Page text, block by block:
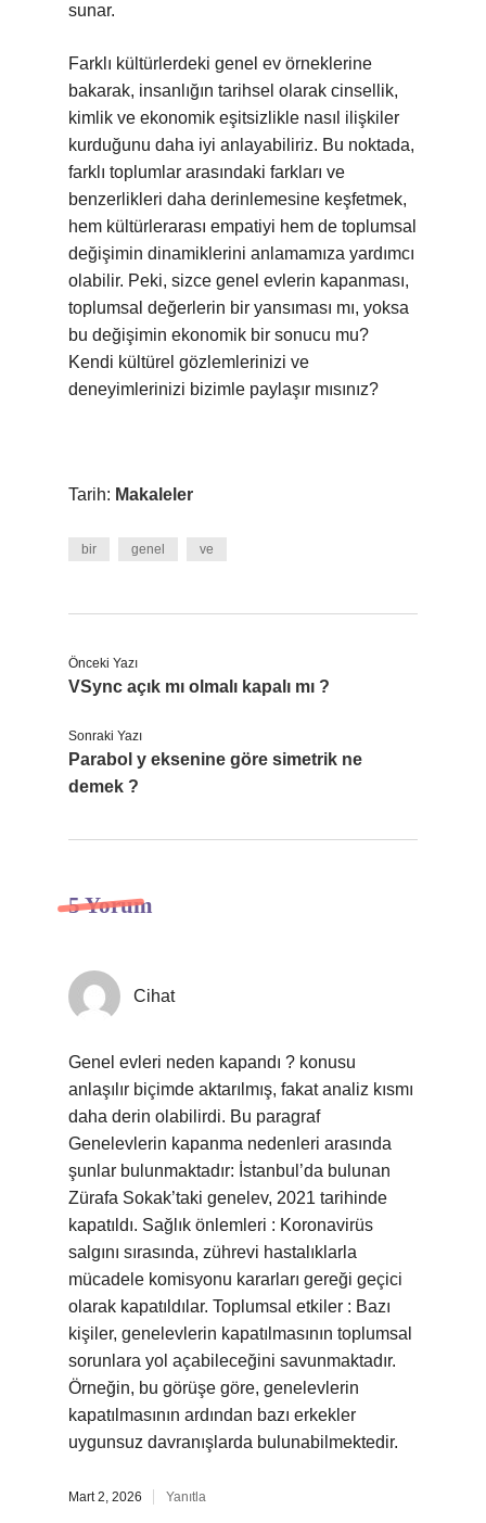
sunar.
Farklı kültürlerdeki genel ev örneklerine
bakarak, insanlığın tarihsel olarak cinsellik,
kimlik ve ekonomik eşitsizlikle nasıl ilişkiler
kurduğunu daha iyi anlayabiliriz. Bu noktada,
farklı toplumlar arasındaki farkları ve
benzerlikleri daha derinlemesine keşfetmek,
hem kültürlerarası empatiyi hem de toplumsal
değişimin dinamiklerini anlamamıza yardımcı
olabilir. Peki, sizce genel evlerin kapanması,
toplumsal değerlerin bir yansıması mı, yoksa
bu değişimin ekonomik bir sonucu mu?
Kendi kültürel gözlemlerinizi ve
deneyimlerinizi bizimle paylaşır mısınız?
Tarih: Makaleler
bir genel ve
Önceki Yazı
VSync açık mı olmalı kapalı mı ?
Sonraki Yazı
Parabol y eksenine göre simetrik ne
demek ?
5 Yorum
Cihat
Genel evleri neden kapandı ? konusu
anlaşılır biçimde aktarılmış, fakat analiz kısmı
daha derin olabilirdi. Bu paragraf
Genelevlerin kapanma nedenleri arasında
şunlar bulunmaktadır: İstanbul’da bulunan
Zürafa Sokak’taki genelev, 2021 tarihinde
kapatıldı. Sağlık önlemleri : Koronavirüs
salgını sırasında, zührevi hastalıklarla
mücadele komisyonu kararları gereği geçici
olarak kapatıldılar. Toplumsal etkiler : Bazı
kişiler, genelevlerin kapatılmasının toplumsal
sorunlara yol açabileceğini savunmaktadır.
Örneğin, bu görüşe göre, genelevlerin
kapatılmasının ardından bazı erkekler
uygunsuz davranışlarda bulunabilmektedir.
Mart 2, 2026 Yanıtla